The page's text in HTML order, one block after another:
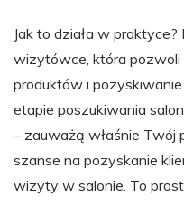
Jak to działa w
wizytówce, która pozwoli
produktów i
etapie poszukiwania
– zauważą właśnie Twój
szanse na pozyskanie
wizyty w salonie. To